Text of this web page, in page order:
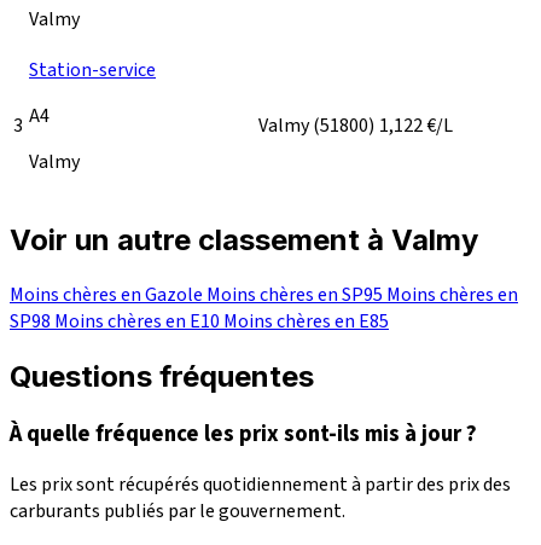
Valmy
3
Station-service
A4
Valmy
Valmy(51800) 1,122€/L
Voir un autre classement à Valmy
Moins chères en Gazole Moins chères en SP95 Moins chères en
SP98 Moins chères en E10 Moins chères en E85
Questions fréquentes
À quelle fréquence les prix sont-ils mis à jour ?
Les prix sont récupérés quotidiennement à partir des prix des
carburants publiés par le gouvernement.